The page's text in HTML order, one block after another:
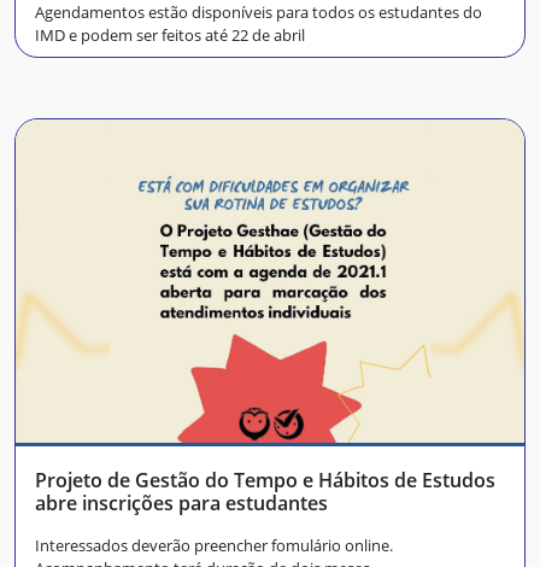
Agendamentos estão disponíveis para todos os estudantes do
IMD e podem ser feitos até 22 de abril
Projeto de Gestão do Tempo e Hábitos de Estudos
abre inscrições para estudantes
Interessados deverão preencher fomulário online.